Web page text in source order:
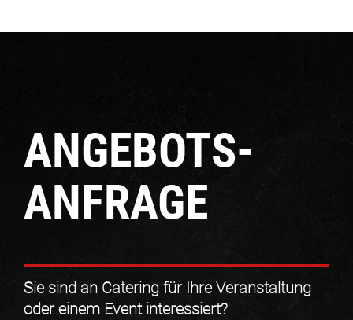
ANGEBOTS-
ANFRAGE
Sie sind an Catering für Ihre Veranstaltung
oder einem Event interessiert?